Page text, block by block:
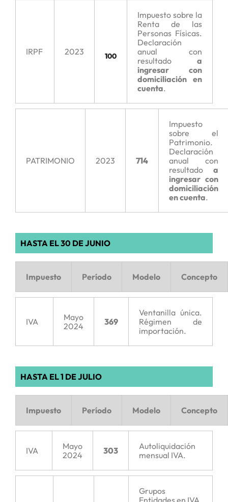
IRPF 2023 100
Impuesto sobre la
Renta de las
Personas Físicas.
Declaración
anual con
resultado a
ingresar con
domiciliación en
cuenta.
PATRIMONIO 2023 714
Impuesto
sobre el
Patrimonio.
Declaración
anual con
resultado a
ingresar con
domiciliación
en cuenta.
HASTA EL 30 DE JUNIO
Impuesto Período Modelo Concepto
IVA
Mayo
2024
369
Ventanilla única.
Régimen de
importación.
HASTA EL 1 DE JULIO
Impuesto Período Modelo Concepto
IVA
Mayo
2024
303
Autoliquidación
mensual IVA.
Grupos